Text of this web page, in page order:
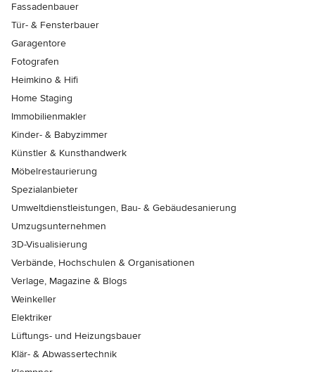
Fassadenbauer
Tür- & Fensterbauer
Garagentore
Fotografen
Heimkino & Hifi
Home Staging
Immobilienmakler
Kinder- & Babyzimmer
Künstler & Kunsthandwerk
Möbelrestaurierung
Spezialanbieter
Umweltdienstleistungen, Bau- & Gebäudesanierung
Umzugsunternehmen
3D-Visualisierung
Verbände, Hochschulen & Organisationen
Verlage, Magazine & Blogs
Weinkeller
Elektriker
Lüftungs- und Heizungsbauer
Klär- & Abwassertechnik